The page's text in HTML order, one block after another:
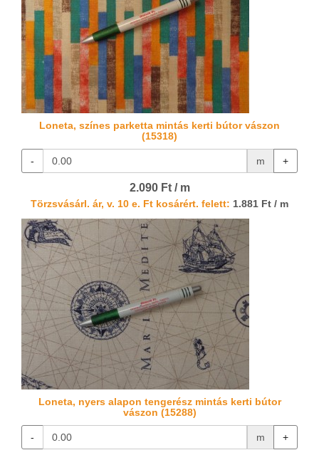
Loneta, színes parketta mintás kerti bútor vászon
(15318)
- m +
2.090 Ft / m
Törzsvásárl. ár, v. 10 e. Ft kosárért. felett: 1.881 Ft / m
Loneta, nyers alapon tengerész mintás kerti bútor
vászon (15288)
- m +